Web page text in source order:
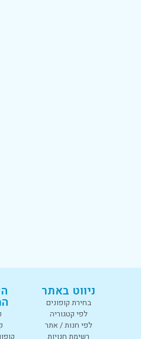
ניווט באתר
בחירת קופונים
לפי קטגוריה
לפי חנות / אתר
רשימת חנויות